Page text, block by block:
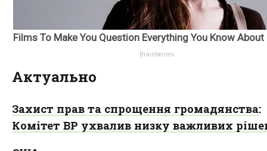
Актуально
Захист прав та спрощення громадянства:
Комітет ВР ухвалив низку важливих